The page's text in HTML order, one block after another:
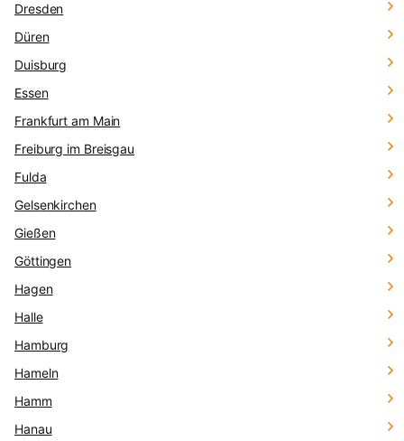
Dresden
Düren
Duisburg
Essen
Frankfurt am Main
Freiburg im Breisgau
Fulda
Gelsenkirchen
Gießen
Göttingen
Hagen
Halle
Hamburg
Hameln
Hamm
Hanau